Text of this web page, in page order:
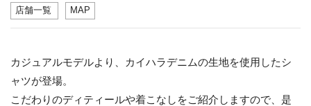
店舗一覧 MAP
カジュアルモデルより、カイハラデニムの生地を使用したシ
ャツが登場。
こだわりのディティールや着こなしをご紹介しますので、是